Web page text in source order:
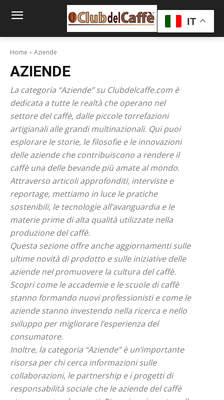
Home Aziende
AZIENDE
La categoria “Aziende” su Clubdelcaffe.com è
dedicata a tutte le realtà che operano nel
settore del caffè, dalle piccole torrefazioni
artigianali alle grandi multinazionali. Qui puoi
esplorare le storie, le filosofie e le innovazioni
delle aziende che contribuiscono a rendere il
caffè una delle bevande più amate al mondo.
Attraverso articoli approfonditi, interviste e
reportage, mettiamo in luce le pratiche
sostenibili, le tecnologie all’avanguardia e le
materie prime di alta qualità utilizzate nella
produzione del caffè.
Questa sezione offre anche aggiornamenti sulle
ultime novità di prodotto e sulle iniziative delle
aziende nel promuovere la cultura del caffè.
Scopri come le accademie e le scuole di caffè
stanno formando nuovi professionisti e come le
aziende stanno investendo nella ricerca e nello
sviluppo per migliorare l’esperienza del
consumatore.
Inoltre, la categoria “Aziende” è un’importante
risorsa per chi cerca informazioni sulle
collaborazioni, le partnership e i progetti di
responsabilità sociale che le aziende del caffè
IT